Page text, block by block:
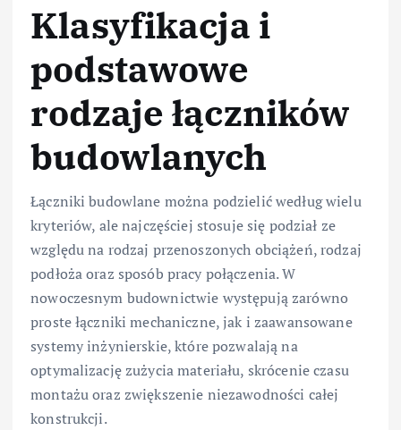
Klasyfikacja i
podstawowe
rodzaje łączników
budowlanych
Łączniki budowlane można podzielić według wielu
kryteriów, ale najczęściej stosuje się podział ze
względu na rodzaj przenoszonych obciążeń, rodzaj
podłoża oraz sposób pracy połączenia. W
nowoczesnym budownictwie występują zarówno
proste łączniki mechaniczne, jak i zaawansowane
systemy inżynierskie, które pozwalają na
optymalizację zużycia materiału, skrócenie czasu
montażu oraz zwiększenie niezawodności całej
konstrukcji.